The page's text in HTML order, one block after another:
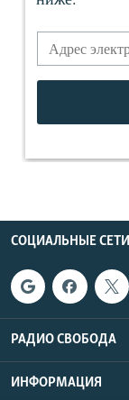
СОЦИАЛЬНЫЕ СЕТИ
РАДИО СВОБОДА
ИНФОРМАЦИЯ